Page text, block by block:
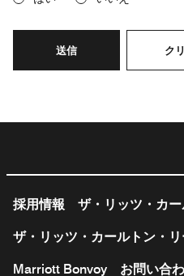
送信 ク
採用情報 ザ・リッツ・カ
ザ・リッツ・カールトン・
Marriott Bonvoy お問い合